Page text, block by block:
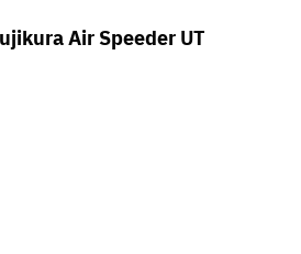
Air Speeder UT